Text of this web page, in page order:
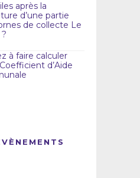
après la
d’une partie
de collecte Le
à faire calculer
d’Aide